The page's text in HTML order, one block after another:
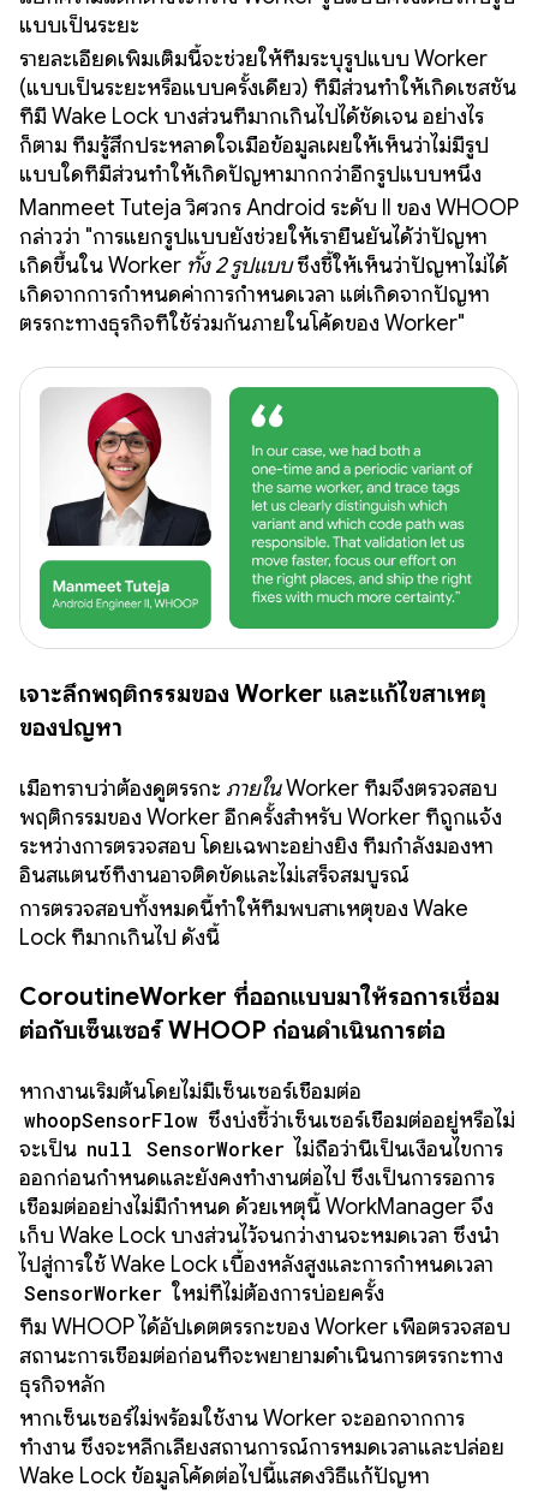
แบบเป็นระยะ
รายละเอียดเพิ่มเติมนี้จะช่วยให้ทีมระบุรูปแบบ Worker
(แบบเป็นระยะหรือแบบครั้งเดียว) ที่มีส่วนทำให้เกิดเซสชัน
ที่มี Wake Lock บางส่วนที่มากเกินไปได้ชัดเจน อย่างไร
ก็ตาม ทีมรู้สึกประหลาดใจเมื่อข้อมูลเผยให้เห็นว่าไม่มีรูป
แบบใดที่มีส่วนทำให้เกิดปัญหามากกว่าอีกรูปแบบหนึ่ง
Manmeet Tuteja วิศวกร Android ระดับ II ของ WHOOP
กล่าวว่า "การแยกรูปแบบยังช่วยให้เรายืนยันได้ว่าปัญหา
เกิดขึ้นใน Worker ทั้ง 2 รูปแบบซึ่งชี้ให้เห็นว่าปัญหาไม่ได้
เกิดจากการกำหนดค่าการกำหนดเวลา แต่เกิดจากปัญหา
ตรรกะทางธุรกิจที่ใช้ร่วมกันภายในโค้ดของ Worker"
เจาะลึกพฤติกรรมของ Worker และแก้ไขสาเหตุ
ของปัญหา
เมื่อทราบว่าต้องดูตรรกะ ภายในWorker ทีมจึงตรวจสอบ
พฤติกรรมของ Worker อีกครั้งสำหรับ Worker ที่ถูกแจ้ง
ระหว่างการตรวจสอบ โดยเฉพาะอย่างยิ่ง ทีมกำลังมองหา
อินสแตนซ์ที่งานอาจติดขัดและไม่เสร็จสมบูรณ์
การตรวจสอบทั้งหมดนี้ทำให้ทีมพบสาเหตุของ Wake
Lock ที่มากเกินไป ดังนี้
CoroutineWorker ที่ออกแบบมาให้รอการเชื่อม
ต่อกับเซ็นเซอร์ WHOOP ก่อนดำเนินการต่อ
หากงานเริ่มต้นโดยไม่มีเซ็นเซอร์เชื่อมต่อ
whoopSensorFlow ซึ่งบ่งชี้ว่าเซ็นเซอร์เชื่อมต่ออยู่หรือไม่
จะเป็น null SensorWorker ไม่ถือว่านี่เป็นเงื่อนไขการ
ออกก่อนกำหนดและยังคงทำงานต่อไป ซึ่งเป็นการรอการ
เชื่อมต่ออย่างไม่มีกำหนด ด้วยเหตุนี้ WorkManager จึง
เก็บ Wake Lock บางส่วนไว้จนกว่างานจะหมดเวลา ซึ่งนำ
ไปสู่การใช้ Wake Lock เบื้องหลังสูงและการกำหนดเวลา
SensorWorker ใหม่ที่ไม่ต้องการบ่อยครั้ง
ทีม WHOOP ได้อัปเดตตรรกะของ Worker เพื่อตรวจสอบ
สถานะการเชื่อมต่อก่อนที่จะพยายามดำเนินการตรรกะทาง
ธุรกิจหลัก
หากเซ็นเซอร์ไม่พร้อมใช้งาน Worker จะออกจากการ
ทำงาน ซึ่งจะหลีกเลี่ยงสถานการณ์การหมดเวลาและปล่อย
Wake Lock ข้อมูลโค้ดต่อไปนี้แสดงวิธีแก้ปัญหา